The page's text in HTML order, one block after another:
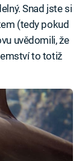
Snad jste si
(tedy pokud
uvědomili, že
to totiž